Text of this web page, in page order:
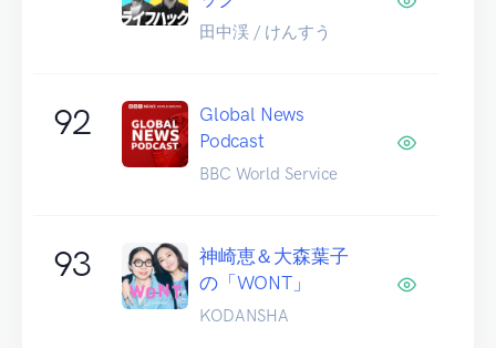
田中渓 / けんすう
92
Global News
Podcast
BBC World Service
93
神崎恵＆大森葉子
の「WONT」
KODANSHA